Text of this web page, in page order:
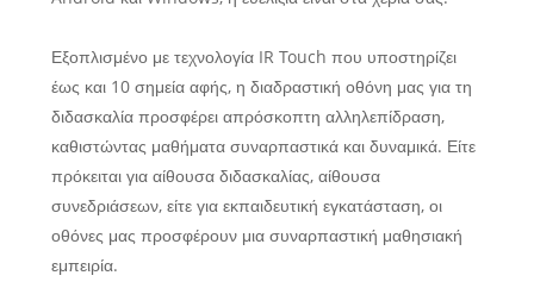
Εξοπλισμένο με τεχνολογία IR Touch που υποστηρίζει
έως και 10 σημεία αφής, η διαδραστική οθόνη μας για τη
διδασκαλία προσφέρει απρόσκοπτη αλληλεπίδραση,
καθιστώντας μαθήματα συναρπαστικά και δυναμικά. Είτε
πρόκειται για αίθουσα διδασκαλίας, αίθουσα
συνεδριάσεων, είτε για εκπαιδευτική εγκατάσταση, οι
οθόνες μας προσφέρουν μια συναρπαστική μαθησιακή
εμπειρία.